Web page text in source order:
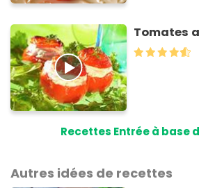
Tomates
Recettes Entrée à base
Autres idées de recettes